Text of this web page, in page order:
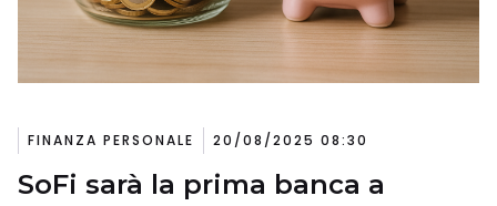
FINANZA PERSONALE 20/08/2025 08:30
SoFi sarà la prima banca a